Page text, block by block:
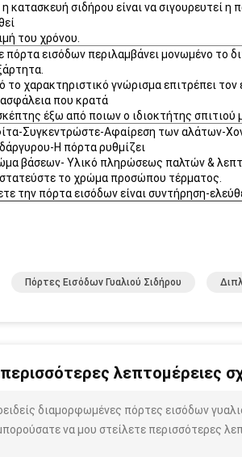
κατασκευή σιδήρου είναι να σιγουρευτεί η
του χρόνου.
πόρτα εισόδων περιλαμβάνει μονωμένο το
το χαρακτηριστικό γνώρισμα επιτρέπει
που κρατά
έξω από ποιων ο ιδιοκτήτης σπιτιού
Συγκεντρώστε-Αφαίρεση των αλάτων-
Η πόρτα ρυθμίζει
βάσεων- Υλικό πληρώσεως παλτών &
το χρώμα προσώπου τέρματος.
την πόρτα εισόδων είναι συντήρηση-
Πόρτες Εισόδων Γυαλιού Σιδήρου
λεπτομέρειες
διαμορφωμένες πόρτες εισόδων
να μου στείλετε περισσότερες